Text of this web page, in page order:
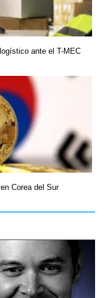
ante el T-MEC
Corea del Sur